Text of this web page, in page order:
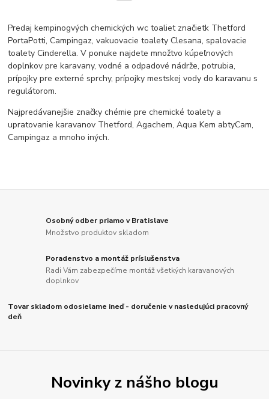
Predaj kempinogvých chemických wc toaliet značietk Thetford
PortaPotti, Campingaz, vakuovacie toalety Clesana, spalovacie
toalety Cinderella. V ponuke najdete množtvo kúpeľnových
doplnkov pre karavany, vodné a odpadové nádrže, potrubia,
prípojky pre externé sprchy, prípojky mestskej vody do karavanu s
regulátorom.
Najpredávanejšie značky chémie pre chemické toalety a
upratovanie karavanov Thetford, Agachem, Aqua Kem abtyCam,
Campingaz a mnoho iných.
Osobný odber priamo v Bratislave
Množstvo produktov skladom
Poradenstvo a montáž príslušenstva
Radi Vám zabezpečíme montáž všetkých karavanových
doplnkov
Tovar skladom odosielame ineď - doručenie v nasledujúci pracovný
deň
Novinky z nášho blogu